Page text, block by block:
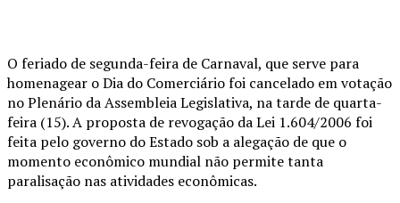
O feriado de segunda-feira de Carnaval, que serve para
homenagear o Dia do Comerciário foi cancelado em votação
no Plenário da Assembleia Legislativa, na tarde de quarta-
feira (15). A proposta de revogação da Lei 1.604/2006 foi
feita pelo governo do Estado sob a alegação de que o
momento econômico mundial não permite tanta
paralisação nas atividades econômicas.